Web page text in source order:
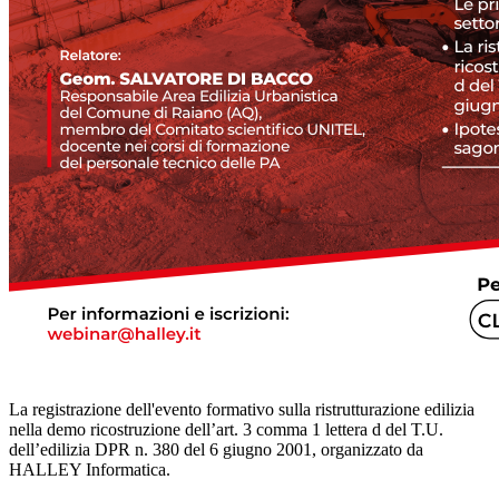
La registrazione dell'evento formativo sulla ristrutturazione edilizia
nella demo ricostruzione dell’art. 3 comma 1 lettera d del T.U.
dell’edilizia DPR n. 380 del 6 giugno 2001, organizzato da
HALLEY Informatica.